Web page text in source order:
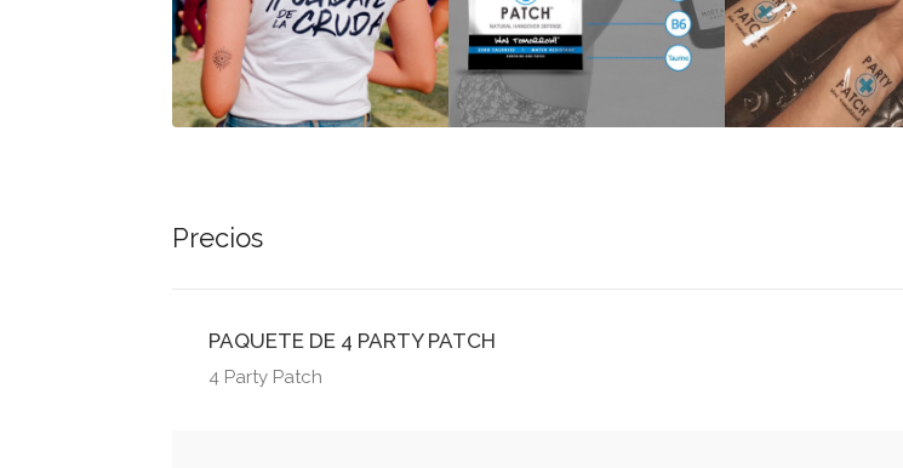
Precios
PAQUETE DE 4 PARTY PATCH
4 Party Patch